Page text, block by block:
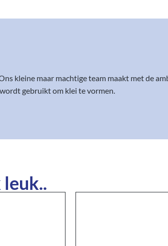
kleine maar machtige team maakt met de
gebruikt om klei te vormen.